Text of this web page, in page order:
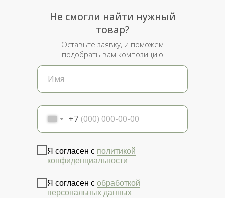
+7
Я согласен с политикой
конфиденциальности
Я согласен с обработкой
персональных данных
Не смогли найти нужный
товар?
Оставьте заявку, и поможем
подобрать вам композицию